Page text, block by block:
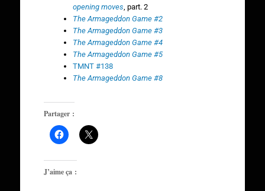
opening moves , part. 2
The Armageddon Game #2
The Armageddon Game #3
The Armageddon Game #4
The Armageddon Game #5
TMNT #138
The Armageddon Game #8
Partager :
J’aime ça :